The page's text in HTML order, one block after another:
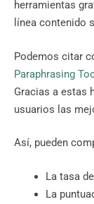
herramientas
línea contenido
Podemos citar
Paraphrasing
Gracias a estas
usuarios las
Así, pueden
La tasa
La